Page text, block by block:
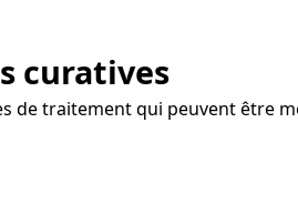
curatives
de traitement qui peuvent être